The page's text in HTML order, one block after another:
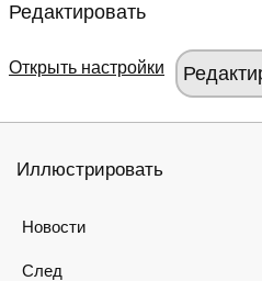
Редактировать
Открыть настройки
Иллюстрировать
Новости
След